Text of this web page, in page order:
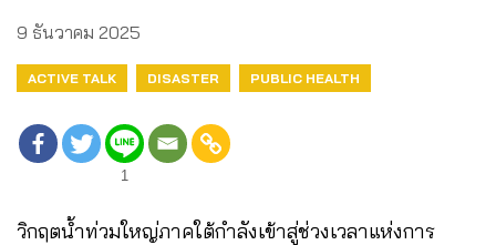
9 ธันวาคม 2025
ACTIVE TALK DISASTER PUBLIC HEALTH
1
วิกฤตน้ำท่วมใหญ่ภาคใต้กำลังเข้าสู่ช่วงเวลาแห่งการ